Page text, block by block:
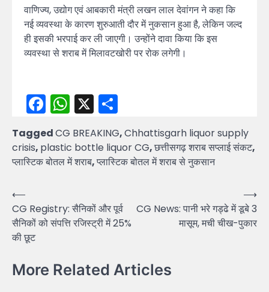
वाणिज्य, उद्योग एवं आबकारी मंत्री लखन लाल देवांगन ने कहा कि
नई व्यवस्था के कारण शुरुआती दौर में नुकसान हुआ है, लेकिन जल्द
ही इसकी भरपाई कर ली जाएगी। उन्होंने दावा किया कि इस
व्यवस्था से शराब में मिलावटखोरी पर रोक लगेगी।
Facebook
WhatsApp
X
TaggedCG BREAKING,Chhattisgarh liquor supply
crisis, plastic bottle liquor CG,छत्तीसगढ़ शराब सप्लाई संकट,
प्लास्टिक बोतल में शराब,प्लास्टिक बोतल में शराब से नुकसान
Post
navigation
⟵
CG Registry: सैनिकों और पूर्व
सैनिकों को संपत्ति रजिस्ट्री में 25%
की छूट
CG News: पानी भरे गड्ढे में डूबे 3
मासूम, मची चीख-पुकार
⟶
More Related Articles